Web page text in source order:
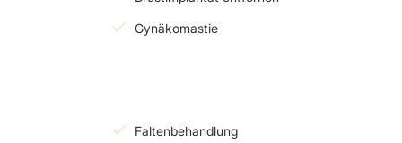
Gynäkomastie
Faltenbehandlung